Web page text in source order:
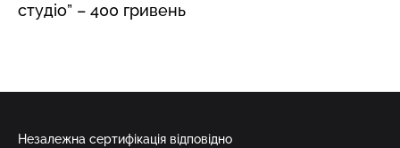
студіо” – 400 гривень
Незалежна сертифікація відповідно